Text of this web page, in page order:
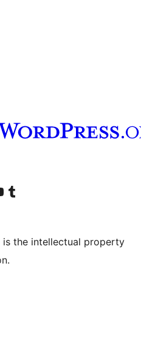
へ Tumblr アカウントへ
is the intellectual property